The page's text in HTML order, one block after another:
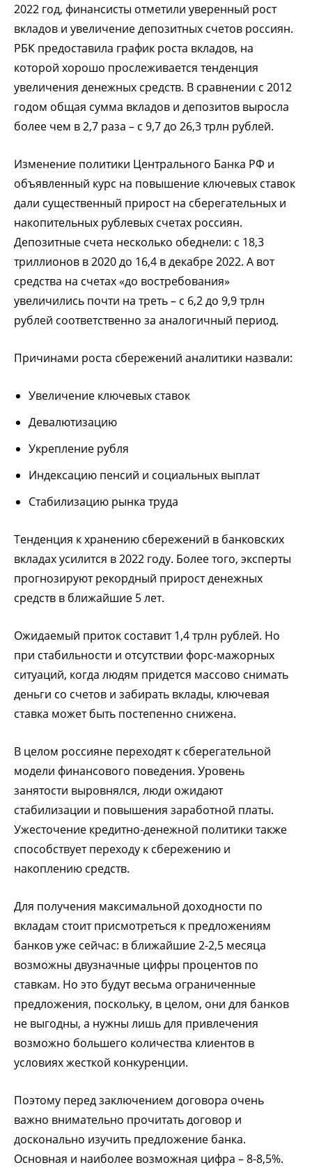
2022 год, финансисты отметили уверенный рост
вкладов и увеличение депозитных счетов россиян.
РБК предоставила график роста вкладов, на
которой хорошо прослеживается тенденция
увеличения денежных средств. В сравнении с 2012
годом общая сумма вкладов и депозитов выросла
более чем в 2,7 раза – с 9,7 до 26,3 трлн рублей.
Изменение политики Центрального Банка РФ и
объявленный курс на повышение ключевых ставок
дали существенный прирост на сберегательных и
накопительных рублевых счетах россиян.
Депозитные счета несколько обеднели: с 18,3
триллионов в 2020 до 16,4 в декабре 2022. А вот
средства на счетах «до востребования»
увеличились почти на треть – с 6,2 до 9,9 трлн
рублей соответственно за аналогичный период.
Причинами роста сбережений аналитики назвали:
Увеличение ключевых ставок
Девалютизацию
Укрепление рубля
Индексацию пенсий и социальных выплат
Стабилизацию рынка труда
Тенденция к хранению сбережений в банковских
вкладах усилится в 2022 году. Более того, эксперты
прогнозируют рекордный прирост денежных
средств в ближайшие 5 лет.
Ожидаемый приток составит 1,4 трлн рублей. Но
при стабильности и отсутствии форс-мажорных
ситуаций, когда людям придется массово снимать
деньги со счетов и забирать вклады, ключевая
ставка может быть постепенно снижена.
В целом россияне переходят к сберегательной
модели финансового поведения. Уровень
занятости выровнялся, люди ожидают
стабилизации и повышения заработной платы.
Ужесточение кредитно-денежной политики также
способствует переходу к сбережению и
накоплению средств.
Для получения максимальной доходности по
вкладам стоит присмотреться к предложениям
банков уже сейчас: в ближайшие 2-2,5 месяца
возможны двузначные цифры процентов по
ставкам. Но это будут весьма ограниченные
предложения, поскольку, в целом, они для банков
не выгодны, а нужны лишь для привлечения
возможно большего количества клиентов в
условиях жесткой конкуренции.
Поэтому перед заключением договора очень
важно внимательно прочитать договор и
досконально изучить предложение банка.
Основная и наиболее возможная цифра – 8-8,5%.